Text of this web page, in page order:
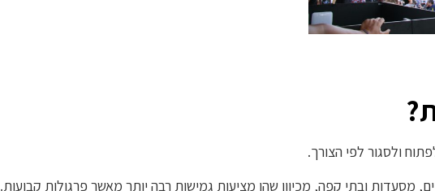
ולסגור לפי הצורך.
מסעדות ובתי קפה, מכיוון שהן מציעות גמישות רבה יותר מאשר פרגולות קבועות.